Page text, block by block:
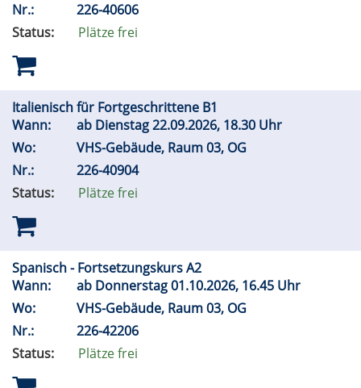
Nr.:
226-40606
Status:
Plätze frei
Italienisch für Fortgeschrittene B1
Wann:
ab Dienstag 22.09.2026, 18.30 Uhr
Wo:
VHS-Gebäude, Raum 03, OG
Nr.:
226-40904
Status:
Plätze frei
Spanisch - Fortsetzungskurs A2
Wann:
ab Donnerstag 01.10.2026, 16.45 Uhr
Wo:
VHS-Gebäude, Raum 03, OG
Nr.:
226-42206
Status:
Plätze frei